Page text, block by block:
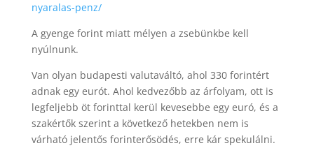
nyaralas-penz/
A gyenge forint miatt mélyen a zsebünkbe kell
nyúlnunk.
Van olyan budapesti valutaváltó, ahol 330 forintért
adnak egy eurót. Ahol kedvezőbb az árfolyam, ott is
legfeljebb öt forinttal kerül kevesebbe egy euró, és a
szakértők szerint a következő hetekben nem is
várható jelentős forinterősödés, erre kár spekulálni.